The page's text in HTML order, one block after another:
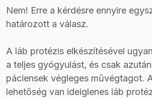
Nem! Erre a kérdésre ennyire
határozott a válasz.
A láb protézis elkészítésével
a teljes gyógyulást, és csak
páciensek végleges művégtagot.
lehetőség van ideiglenes láb